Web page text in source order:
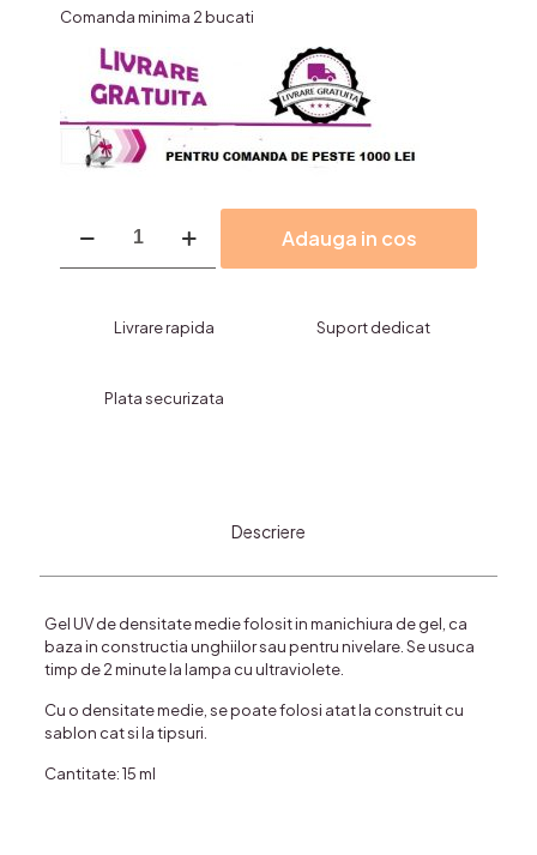
Comanda minima 2 bucati
Gel
Adauga in cos
Livrare rapida Suport dedicat
Plata securizata
Descriere
Gel UV de densitate medie folosit in manichiura de gel, ca
baza in constructia unghiilor sau pentru nivelare. Se usuca
timp de 2 minute la lampa cu ultraviolete.
Cu o densitate medie, se poate folosi atat la construit cu
sablon cat si la tipsuri.
Cantitate: 15 ml